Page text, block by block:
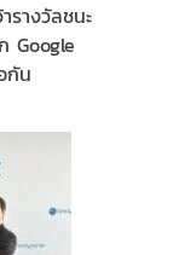
รางวัลชนะ
Google
กัน